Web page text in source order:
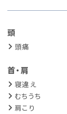
頭
頭痛
首・肩
寝違え
むちうち
肩こり